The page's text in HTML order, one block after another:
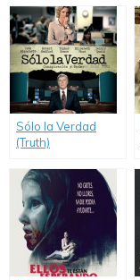
Sólo la Verdad
(Truth)